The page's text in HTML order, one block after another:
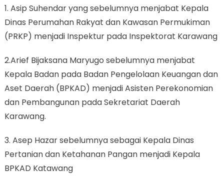
1. Asip Suhendar yang sebelumnya menjabat Kepala
Dinas Perumahan Rakyat dan Kawasan Permukiman
(PRKP) menjadi Inspektur pada Inspektorat Karawang
2.Arief Bijaksana Maryugo sebelumnya menjabat
Kepala Badan pada Badan Pengelolaan Keuangan dan
Aset Daerah (BPKAD) menjadi Asisten Perekonomian
dan Pembangunan pada Sekretariat Daerah
Karawang.
3. Asep Hazar sebelumnya sebagai Kepala Dinas
Pertanian dan Ketahanan Pangan menjadi Kepala
BPKAD Katawang